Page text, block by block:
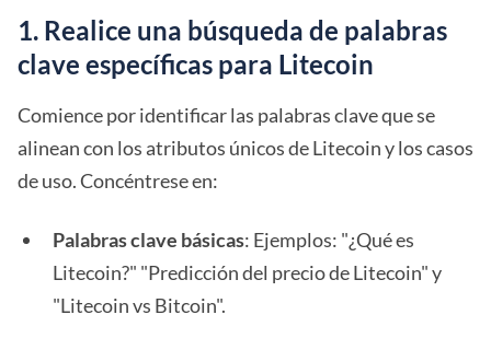
1. Realice una búsqueda de palabras
clave específicas para Litecoin
Comience por identificar las palabras clave que se
alinean con los atributos únicos de Litecoin y los casos
de uso. Concéntrese en:
Palabras clave básicas: Ejemplos: "¿Qué es
Litecoin?" "Predicción del precio de Litecoin" y
"Litecoin vs Bitcoin".